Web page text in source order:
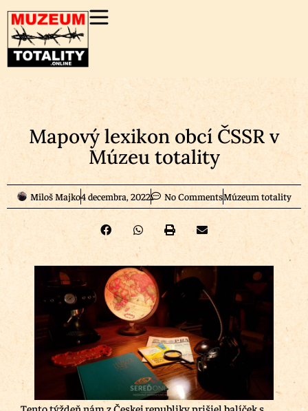
Mapový lexikon obcí ČSSR v
Múzeu totality
Miloš Majko4 decembra, 2022 No CommentsMúzeum totality